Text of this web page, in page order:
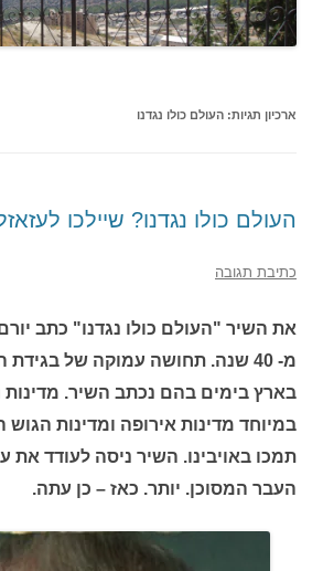
ארכיון תגיות: העולם כולו נגדנו
העולם כולו נגדנו? שיילכו
כתיבת תגובה
את השיר "העולם כולו נגדנו" כתב
מ- 40 שנה. תחושה עמוקה של
בארץ בימים בהם נכתב השיר. מדינות
במיוחד מדינות אירופה ומדינות הגוש
תמכו באויבינו. השיר ניסה לעודד את
העבר המסוכן. יותר. כאז – כן עתה.